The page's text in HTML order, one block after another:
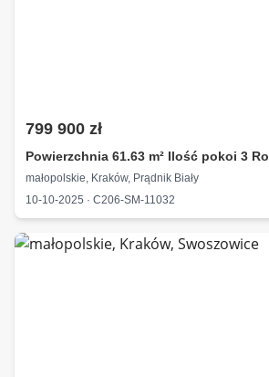
799 900 zł
Powierzchnia 61.63 m² Ilość pokoi 3
małopolskie, Kraków, Prądnik Biały
10-10-2025 · C206-SM-11032